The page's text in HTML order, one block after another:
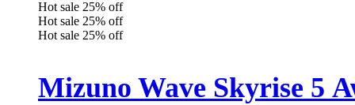
Hot sale 25% off
Hot sale 25% off
Hot sale 25% off
Mizuno Wave Skyrise 5